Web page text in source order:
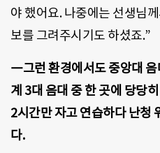
야 했어요. 나중에는 선생님
보를 그려주시기도 하셨죠.”
―그런 환경에서도 중앙대 음
계 3대 음대 중 한 곳에 당당
2시간만 자고 연습하다 난청
다.